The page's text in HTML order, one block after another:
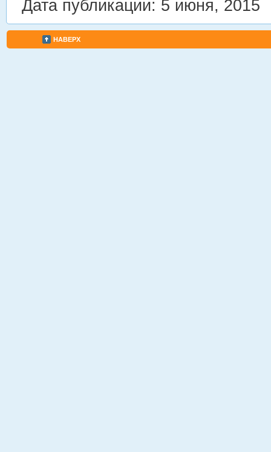
Дата публикации: 5 июня, 2015
НАВЕРХ